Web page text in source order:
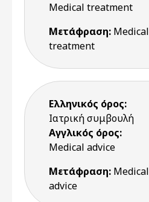
Medical treatment
Μετάφραση: Medical
treatment
Ελληνικός όρος:
Ιατρική συμβουλή
Αγγλικός όρος:
Medical advice
Μετάφραση: Medical
advice